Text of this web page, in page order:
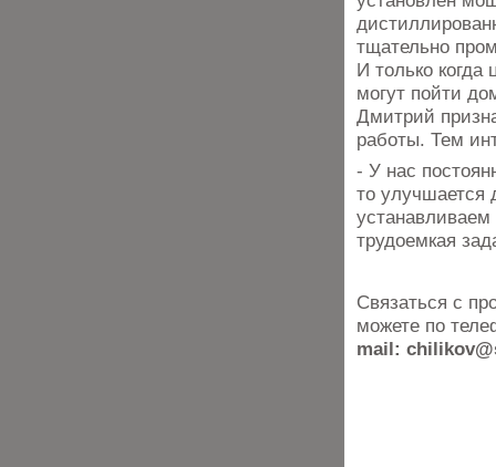
тщательно
И только
могут пойти
Дмитрий
работы. Тем
- У нас
то улучшается
трудоемкая
Связаться с
можете по
mail: